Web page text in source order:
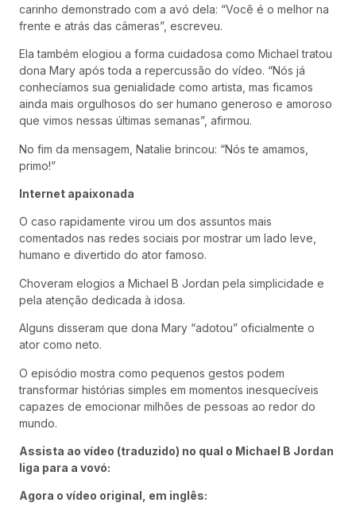
carinho demonstrado com a avó dela: “Você é o melhor na
frente e atrás das câmeras”, escreveu.
Ela também elogiou a forma cuidadosa como Michael tratou
dona Mary após toda a repercussão do vídeo. “Nós já
conhecíamos sua genialidade como artista, mas ficamos
ainda mais orgulhosos do ser humano generoso e amoroso
que vimos nessas últimas semanas”, afirmou.
No fim da mensagem, Natalie brincou: “Nós te amamos,
primo!”
Internet apaixonada
O caso rapidamente virou um dos assuntos mais
comentados nas redes sociais por mostrar um lado leve,
humano e divertido do ator famoso.
Choveram elogios a Michael B Jordan pela simplicidade e
pela atenção dedicada à idosa.
Alguns disseram que dona Mary “adotou” oficialmente o
ator como neto.
O episódio mostra como pequenos gestos podem
transformar histórias simples em momentos inesquecíveis
capazes de emocionar milhões de pessoas ao redor do
mundo.
Assista ao vídeo (traduzido) no qual o Michael B Jordan
liga para a vovó:
Agora o vídeo original, em inglês: